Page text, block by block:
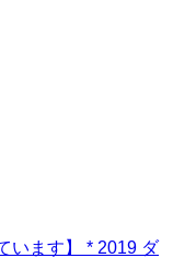
います】 * 2019 ダ